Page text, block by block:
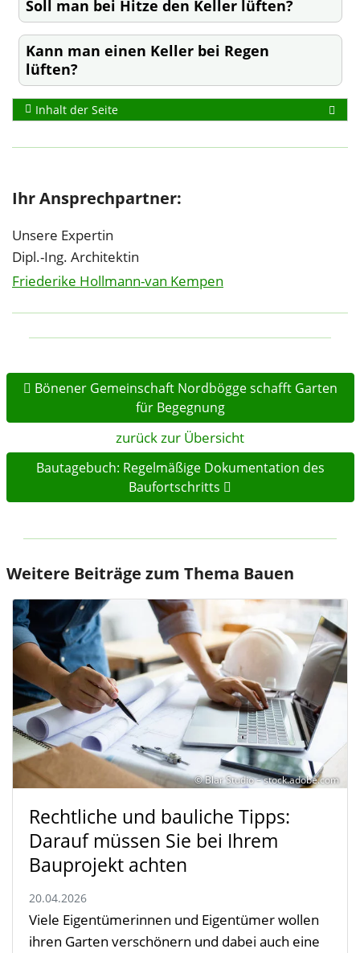
Soll man bei Hitze den Keller lüften?
Kann man einen Keller bei Regen
lüften?
Inhalt der Seite
Ihr Ansprechpartner:
Unsere Expertin
Dipl.-Ing. Architektin
Friederike Hollmann-van Kempen
Bönener Gemeinschaft Nordbögge schafft Garten
für Begegnung
zurück zur Übersicht
Bautagebuch: Regelmäßige Dokumentation des
Baufortschritts
Weitere Beiträge zum Thema Bauen
© Blar Studio – stock.adobe.com
Rechtliche und bauliche Tipps:
Darauf müssen Sie bei Ihrem
Bauprojekt achten
20.04.2026
Viele Eigentümerinnen und Eigentümer wollen
ihren Garten verschönern und dabei auch eine